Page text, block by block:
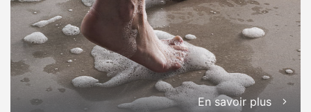
En savoir plus